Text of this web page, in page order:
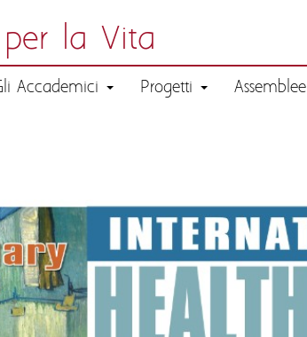
la Vita
Accademici Progetti Assemblee